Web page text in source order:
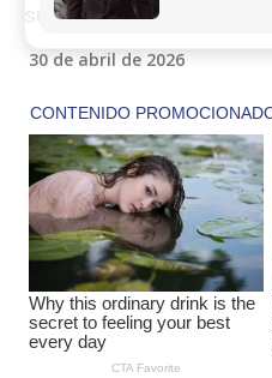
superan el haber mínimo.
30 de abril de 2026